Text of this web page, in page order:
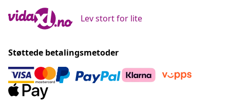
Lev stort for lite
Støttede betalingsmetoder